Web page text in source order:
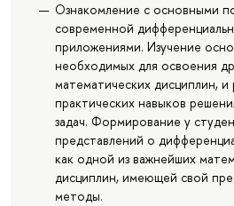
Ознакомление с основными
современной
приложениями. Изучение
необходимых для освоения
математических дисциплин, и
практических навыков
задач. Формирование у
представлений о
как одной из важнейших
дисциплин, имеющей свой
методы.